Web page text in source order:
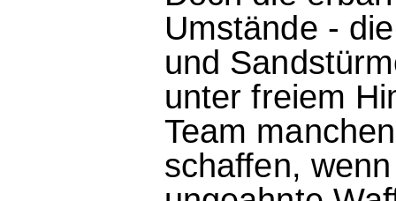
Umstände -
und
unter freiem
Team
schaffen,